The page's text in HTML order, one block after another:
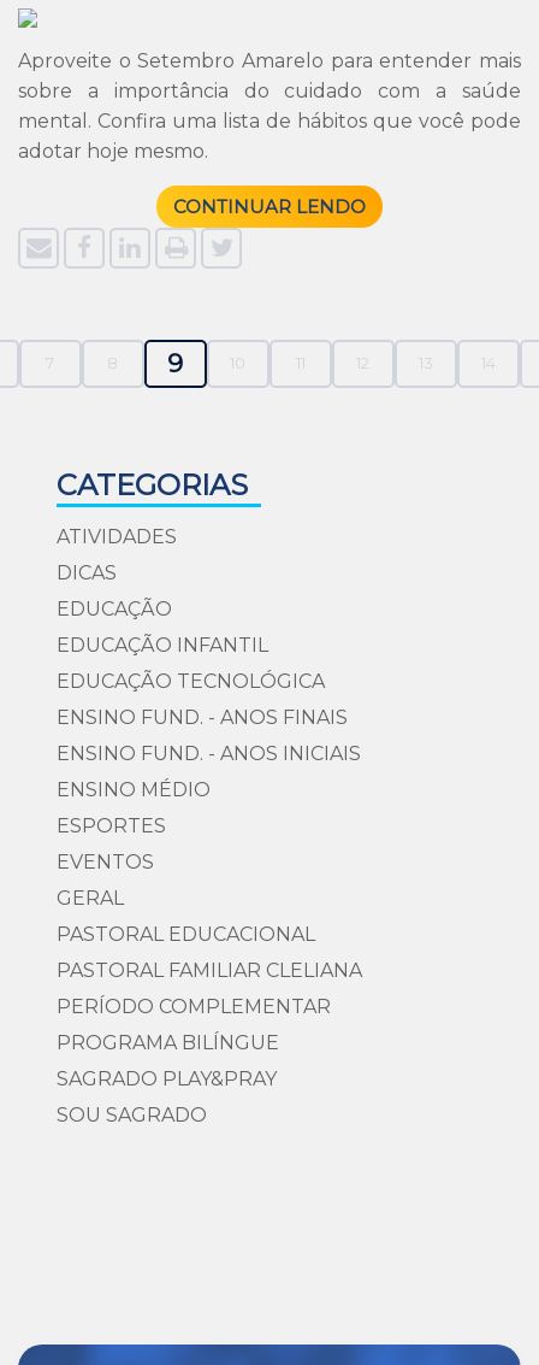
Aproveite o Setembro Amarelo para entender mais
sobre a importância do cuidado com a saúde
mental. Confira uma lista de hábitos que você pode
adotar hoje mesmo.
CONTINUAR LENDO
7 8 9 10 11 12 13 14
CATEGORIAS
ATIVIDADES
DICAS
EDUCAÇÃO
EDUCAÇÃO INFANTIL
EDUCAÇÃO TECNOLÓGICA
ENSINO FUND. - ANOS FINAIS
ENSINO FUND. - ANOS INICIAIS
ENSINO MÉDIO
ESPORTES
EVENTOS
GERAL
PASTORAL EDUCACIONAL
PASTORAL FAMILIAR CLELIANA
PERÍODO COMPLEMENTAR
PROGRAMA BILÍNGUE
SAGRADO PLAY&PRAY
SOU SAGRADO